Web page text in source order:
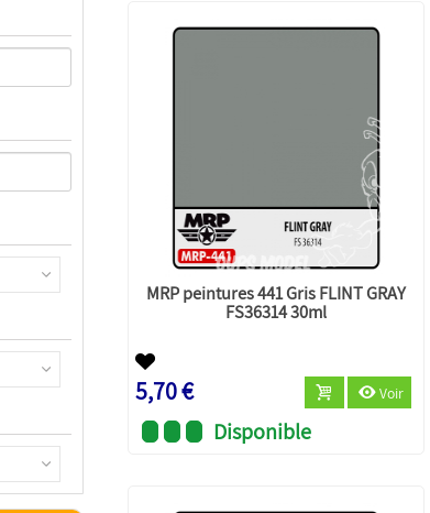
MRP peintures 441 Gris FLINT GRAY
FS36314 30ml
5,70 € Voir
Disponible